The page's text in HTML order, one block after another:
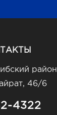
район
46/6
4322